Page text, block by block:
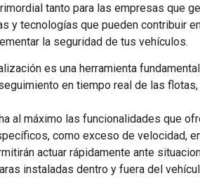
tanto para las empresas que
y tecnologías que pueden contribuir
la seguridad de tus vehículos.
es una herramienta
en tiempo real de las
al máximo las funcionalidades que
como exceso de velocidad,
actuar rápidamente ante
instaladas dentro y fuera del